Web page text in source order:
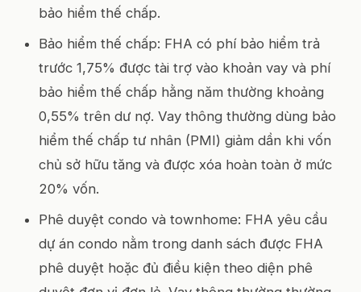
bảo hiểm thế chấp.
Bảo hiểm thế chấp: FHA có phí bảo hiểm trả
trước 1,75% được tài trợ vào khoản vay và phí
bảo hiểm thế chấp hằng năm thường khoảng
0,55% trên dư nợ. Vay thông thường dùng bảo
hiểm thế chấp tư nhân (PMI) giảm dần khi vốn
chủ sở hữu tăng và được xóa hoàn toàn ở mức
20% vốn.
Phê duyệt condo và townhome: FHA yêu cầu
dự án condo nằm trong danh sách được FHA
phê duyệt hoặc đủ điều kiện theo diện phê